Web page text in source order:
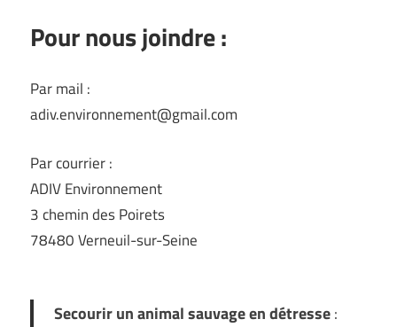
Pour nous joindre :
Par mail :
adiv.environnement@gmail.com
Par courrier :
ADIV Environnement
3 chemin des Poirets
78480 Verneuil-sur-Seine
Secourir un animal sauvage en détresse: